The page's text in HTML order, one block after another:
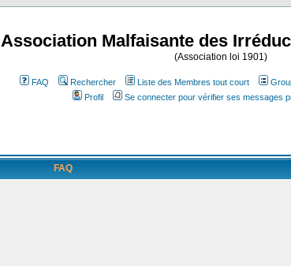
Association Malfaisante des
(Association loi 1901)
FAQ Rechercher Liste des Membres tout court
Profil
Se connecter pour vérifier ses messages
FAQ